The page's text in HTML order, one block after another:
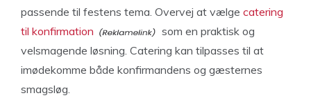
passende til festens tema. Overvej at vælge catering
til konfirmation
som en praktisk og
velsmagende løsning. Catering kan tilpasses til at
imødekomme både konfirmandens og gæsternes
smagsløg.